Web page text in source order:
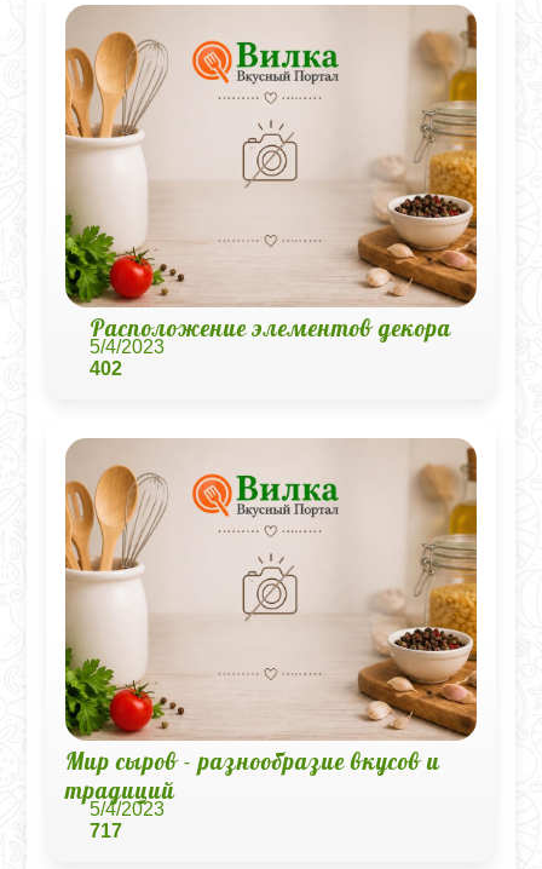
Расположение элементов декора
5/4/2023
402
Мир сыров - разнообразие вкусов и
традиций
5/4/2023
717